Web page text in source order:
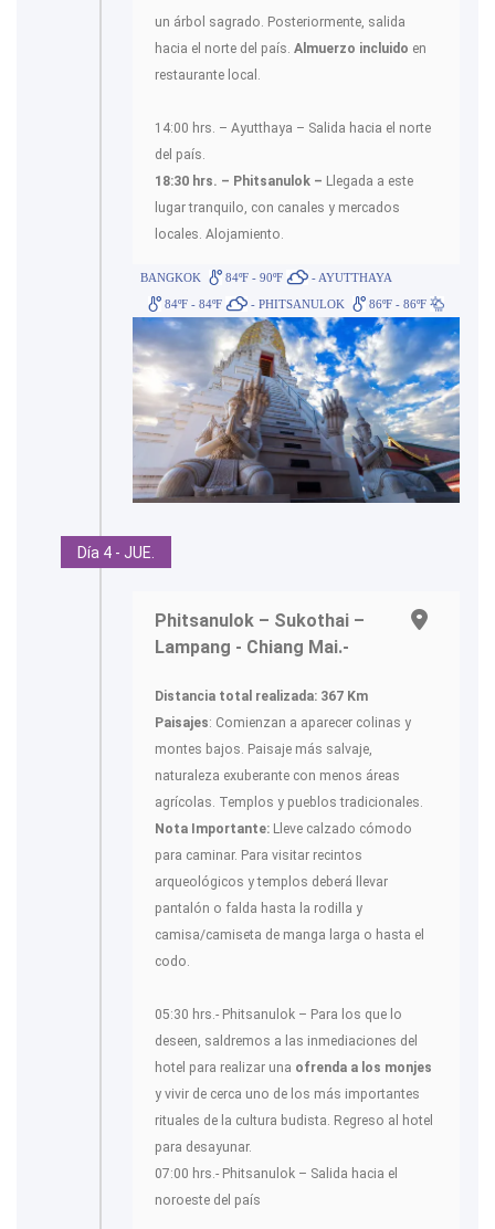
un árbol sagrado. Posteriormente, salida
hacia el norte del país. Almuerzo incluido en
restaurante local.
14:00 hrs. – Ayutthaya – Salida hacia el norte
del país.
18:30 hrs. – Phitsanulok – Llegada a este
lugar tranquilo, con canales y mercados
locales. Alojamiento.
BANGKOK 84ºF - 90ºF
- AYUTTHAYA
84ºF - 84ºF
- PHITSANULOK 86ºF - 86ºF
Día 4 - JUE.
Phitsanulok – Sukothai –
Lampang - Chiang Mai.-
Distancia total realizada: 367 Km
Paisajes: Comienzan a aparecer colinas y
montes bajos. Paisaje más salvaje,
naturaleza exuberante con menos áreas
agrícolas. Templos y pueblos tradicionales.
Nota Importante: Lleve calzado cómodo
para caminar. Para visitar recintos
arqueológicos y templos deberá llevar
pantalón o falda hasta la rodilla y
camisa/camiseta de manga larga o hasta el
codo.
05:30 hrs.- Phitsanulok – Para los que lo
deseen, saldremos a las inmediaciones del
hotel para realizar una ofrenda a los monjes
y vivir de cerca uno de los más importantes
rituales de la cultura budista. Regreso al hotel
para desayunar.
07:00 hrs.- Phitsanulok – Salida hacia el
noroeste del país